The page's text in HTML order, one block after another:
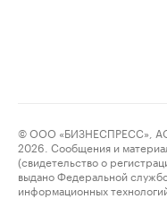
© ООО «БИЗНЕСПРЕСС»,
2026. Сообщения и
(свидетельство о
выдано Федеральной
информационных